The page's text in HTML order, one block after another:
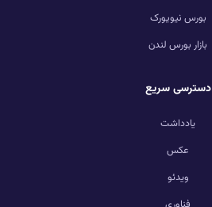
بورس نیویورک
بازار بورس لندن
دسترسی سریع
یادداشت
عکس
ویدئو